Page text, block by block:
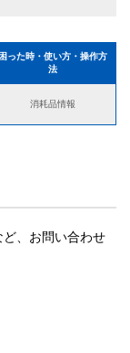
困った時・使い方・操作方
法
消耗品情報
ど、お問い合わせ